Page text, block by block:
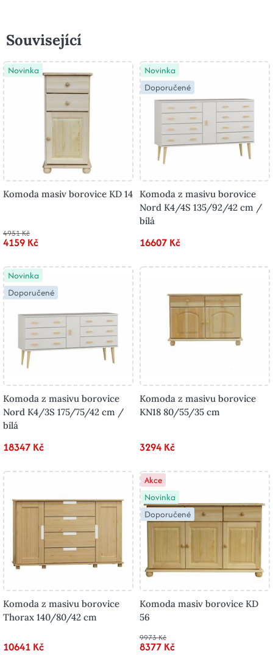
Související
Novinka
Komoda masiv borovice KD 14
4951 Kč
4159 Kč
Novinka
Doporučené
Komoda z masivu borovice
Nord K4/4S 135/92/42 cm /
bílá
16607 Kč
Novinka
Doporučené
Komoda z masivu borovice
Nord K4/3S 175/75/42 cm /
bílá
18347 Kč
Komoda z masivu borovice
KN18 80/55/35 cm
3294 Kč
Komoda z masivu borovice
Thorax 140/80/42 cm
10641 Kč
Akce
Novinka
Doporučené
Komoda masiv borovice KD
56
9973 Kč
8377 Kč